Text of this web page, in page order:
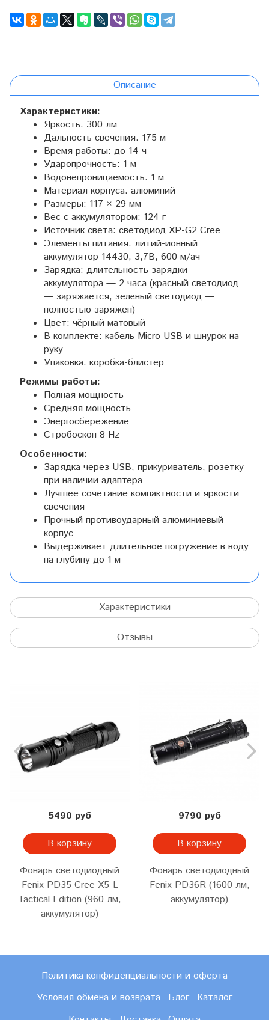
Описание
Характеристики:
Яркость: 300 лм
Дальность свечения: 175 м
Время работы: до 14 ч
Ударопрочность: 1 м
Водонепроницаемость: 1 м
Материал корпуса: алюминий
Размеры: 117 × 29 мм
Вес с аккумулятором: 124 г
Источник света: светодиод XP-G2 Cree
Элементы питания: литий-ионный
аккумулятор 14430, 3,7В, 600 м/ач
Зарядка: длительность зарядки
аккумулятора — 2 часа (красный светодиод
— заряжается, зелёный светодиод —
полностью заряжен)
Цвет: чёрный матовый
В комплекте: кабель Micro USB и шнурок на
руку
Упаковка: коробка-блистер
Режимы работы:
Полная мощность
Средняя мощность
Энергосбережение
Стробоскоп 8 Hz
Особенности:
Зарядка через USB, прикуриватель, розетку
при наличии адаптера
Лучшее сочетание компактности и яркости
свечения
Прочный противоударный алюминиевый
корпус
Выдерживает длительное погружение в воду
на глубину до 1 м
Характеристики
Отзывы
5490 руб
В корзину
Фонарь светодиодный
Fenix PD35 Cree X5-L
Tactical Edition (960 лм,
аккумулятор)
9790 руб
В корзину
Фонарь светодиодный
Fenix PD36R (1600 лм,
аккумулятор)
Политика конфиденциальности и оферта
Условия обмена и возврата
Блог
Каталог